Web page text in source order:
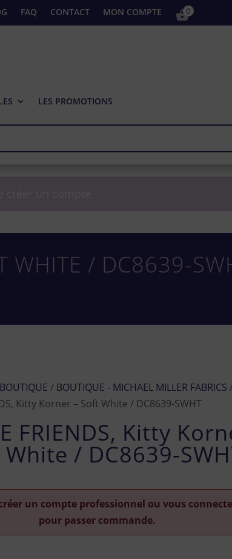
FAQ CONTACT MON COMPTE 0
LES PROMOTIONS
WHITE / DC8639-
/ BOUTIQUE - MICHAEL MILLER FABRICS
Kitty Korner – Soft White / DC8639-SWHT
FRIENDS, Kitty
/ DC8639-
un compte professionnel ou vous
pour passer commande.